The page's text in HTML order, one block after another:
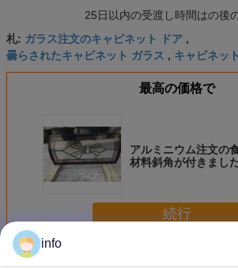
25日以内の受渡し時間はの後
札: ガラス注文のキャビネット ドア ,
曇らされたキャビネット ガラス , キャビネッ
最高の価格で
アルミニウム注文の
材料斜角が付きまし
続行
多く食器棚ガラス
info